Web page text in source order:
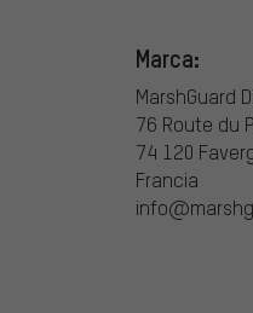
Marca:
MarshGuard
76 Route du
74 120
Francia